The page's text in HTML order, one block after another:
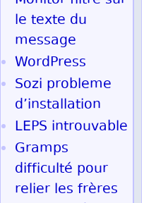
le texte du
message
WordPress
Sozi probleme
d’installation
LEPS introuvable
Gramps
difficulté pour
relier les frères